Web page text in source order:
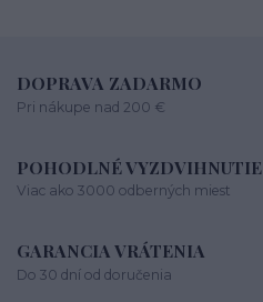
DOPRAVA ZADARMO
Pri nákupe nad 200 €
POHODLNÉ VYZDVIHNUTIE
Viac ako 3000 odberných miest
GARANCIA VRÁTENIA
Do 30 dní od doručenia